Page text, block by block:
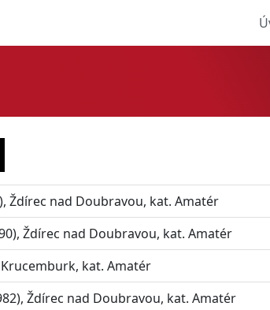
Ždírec nad Doubravou, kat. Amatér
Ždírec nad Doubravou, kat. Amatér
kat. Amatér
Ždírec nad Doubravou, kat. Amatér